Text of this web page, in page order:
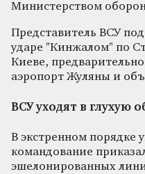
Министерством
Представитель ВСУ
ударе "Кинжалом" по
Киеве,
аэропорт Жуляны и
ВСУ уходят в глухую
В экстренном порядке
командование
эшелонированных